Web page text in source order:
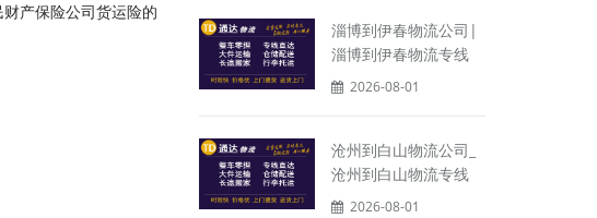
产保险公司货运险的
淄博到伊春物流公司|
淄博到伊春物流专线
2026-08-01
沧州到白山物流公司_
沧州到白山物流专线
2026-08-01